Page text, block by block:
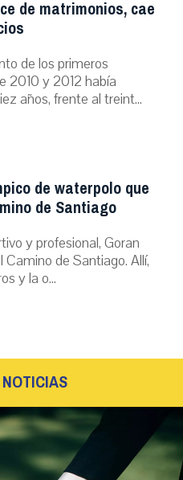
de matrimonios, cae
de los primeros
2010 y 2012 había
años, frente al treint...
de waterpolo que
de Santiago
y profesional, Goran
de Santiago. Allí,
y la o...